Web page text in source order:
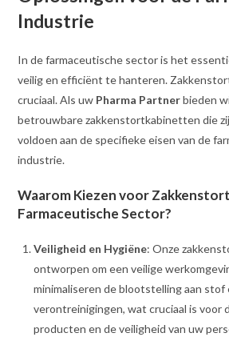
Industrie
In de farmaceutische sector is het
veilig en efficiënt te hanteren.
cruciaal. Als uw Pharma Partnerbieden
betrouwbare zakkenstortkabinetten die
voldoen aan de specifieke eisen van de
industrie.
Waarom Kiezen voor
Farmaceutische Sector?
Veiligheid en Hygiëne: Onze
ontworpen om een veilige
minimaliseren de blootstelling aan stof
verontreinigingen, wat cruciaal is voor
producten en de veiligheid van uw